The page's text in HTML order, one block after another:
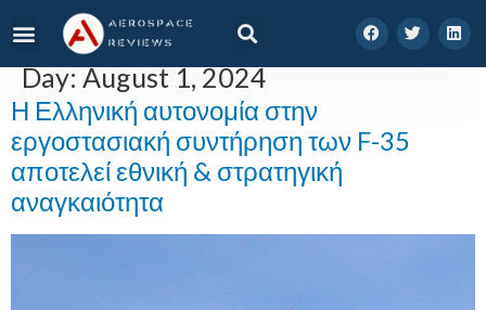
Day:August 1, 2024
Η Ελληνική αυτονομία στην
εργοστασιακή συντήρηση των F-35
αποτελεί εθνική & στρατηγική
αναγκαιότητα